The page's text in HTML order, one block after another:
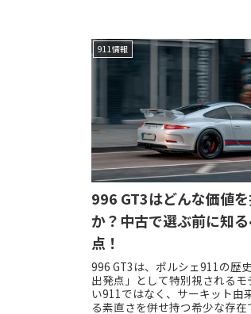
911情報
996 GT3はどんな価値
か？中古で選ぶ前に知
点！
996 GT3は、ポルシェ911の歴
出発点」として特別視される
い911ではなく、サーキット由
る素直さを併せ持つ希少な存